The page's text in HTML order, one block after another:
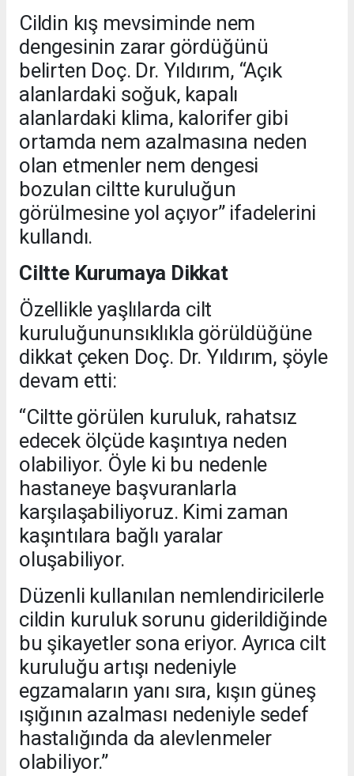
Cildin kış mevsiminde nem
dengesinin zarar gördüğünü
belirten Doç. Dr. Yıldırım, “Açık
alanlardaki soğuk, kapalı
alanlardaki klima, kalorifer gibi
ortamda nem azalmasına neden
olan etmenler nem dengesi
bozulan ciltte kuruluğun
görülmesine yol açıyor” ifadelerini
kullandı.
Ciltte Kurumaya Dikkat
Özellikle yaşlılarda cilt
kuruluğununsıklıkla görüldüğüne
dikkat çeken Doç. Dr. Yıldırım, şöyle
devam etti:
“Ciltte görülen kuruluk, rahatsız
edecek ölçüde kaşıntıya neden
olabiliyor. Öyle ki bu nedenle
hastaneye başvuranlarla
karşılaşabiliyoruz. Kimi zaman
kaşıntılara bağlı yaralar
oluşabiliyor.
Düzenli kullanılan nemlendiricilerle
cildin kuruluk sorunu giderildiğinde
bu şikayetler sona eriyor. Ayrıca cilt
kuruluğu artışı nedeniyle
egzamaların yanı sıra, kışın güneş
ışığının azalması nedeniyle sedef
hastalığında da alevlenmeler
olabiliyor.”